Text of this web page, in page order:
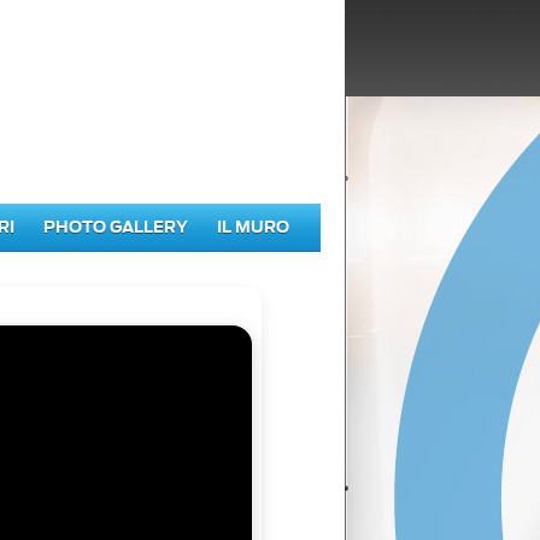
PHOTO GALLERY IL MURO